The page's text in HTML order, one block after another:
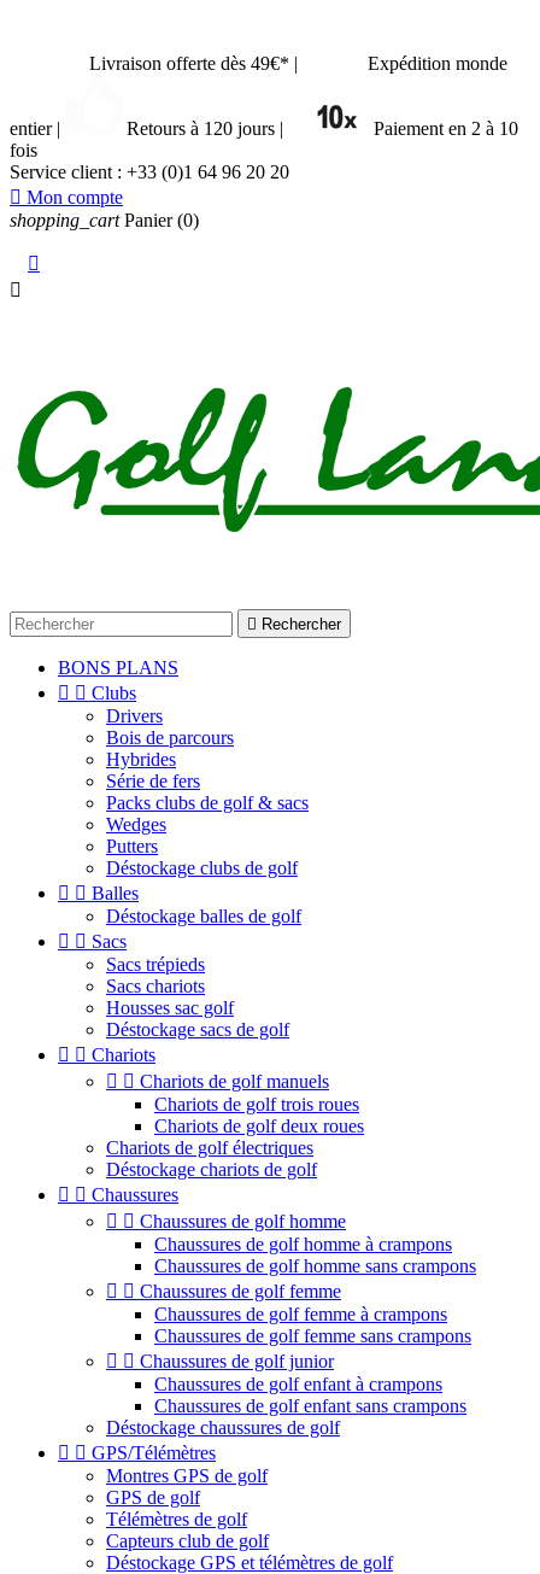
Livraison offerte dès 49€* | Expédition monde
entier | Retours à 120 jours |
Paiement en 2 à 10
fois
Service client : +33 (0)1 64 96 20 20
 Mon compte
shopping_cart Panier (0)


 Rechercher
BONS PLANS
  Clubs
Drivers
Bois de parcours
Hybrides
Série de fers
Packs clubs de golf & sacs
Wedges
Putters
Déstockage clubs de golf
  Balles
Déstockage balles de golf
  Sacs
Sacs trépieds
Sacs chariots
Housses sac golf
Déstockage sacs de golf
  Chariots
  Chariots de golf manuels
Chariots de golf trois roues
Chariots de golf deux roues
Chariots de golf électriques
Déstockage chariots de golf
  Chaussures
  Chaussures de golf homme
Chaussures de golf homme à crampons
Chaussures de golf homme sans crampons
  Chaussures de golf femme
Chaussures de golf femme à crampons
Chaussures de golf femme sans crampons
  Chaussures de golf junior
Chaussures de golf enfant à crampons
Chaussures de golf enfant sans crampons
Déstockage chaussures de golf
  GPS/Télémètres
Montres GPS de golf
GPS de golf
Télémètres de golf
Capteurs club de golf
Déstockage GPS et télémètres de golf